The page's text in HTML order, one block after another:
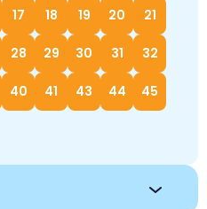
17 18 19 20 21
28 29 30 31 32
40 41 43 44 45